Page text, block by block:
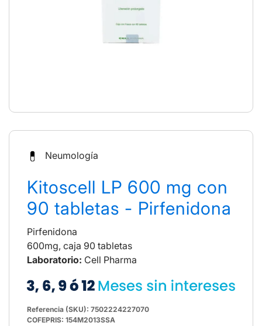
Neumología
Kitoscell LP 600 mg con
90 tabletas - Pirfenidona
Pirfenidona
600mg, caja 90 tabletas
Laboratorio: Cell Pharma
Referencia (SKU): 7502224227070
COFEPRIS: 154M2013SSA